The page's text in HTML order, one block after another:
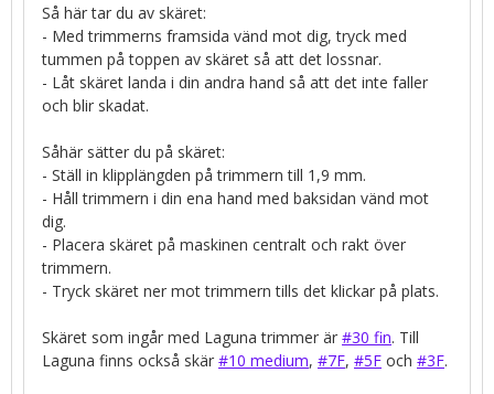
Så här tar du av skäret:
- Med trimmerns framsida vänd mot dig, tryck med
tummen på toppen av skäret så att det lossnar.
- Låt skäret landa i din andra hand så att det inte faller
och blir skadat.
Såhär sätter du på skäret:
- Ställ in klipplängden på trimmern till 1,9 mm.
- Håll trimmern i din ena hand med baksidan vänd mot
dig.
- Placera skäret på maskinen centralt och rakt över
trimmern.
- Tryck skäret ner mot trimmern tills det klickar på plats.
Skäret som ingår med Laguna trimmer är #30 fin. Till
Laguna finns också skär #10 medium, #7F, #5F och #3F.